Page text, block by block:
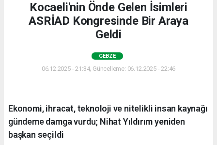
Kocaeli'nin Önde Gelen İsimleri
ASRİAD Kongresinde Bir Araya
Geldi
GEBZE
06.12.2025 - 21:34, Güncelleme: 06.12.2025 - 22:46
Ekonomi, ihracat, teknoloji ve nitelikli insan kaynağı
gündeme damga vurdu; Nihat Yıldırım yeniden
başkan seçildi